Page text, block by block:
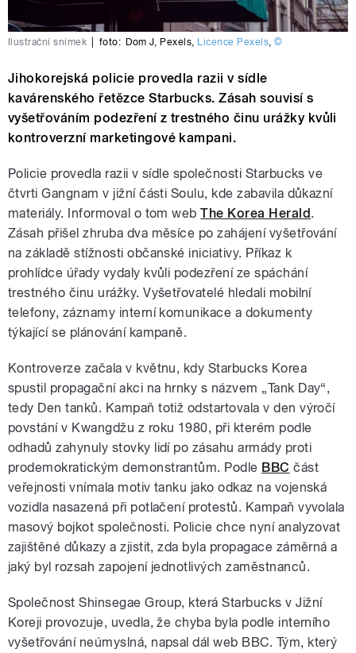
Ilustrační snímek foto: Dom J, Pexels, Licence Pexels, ©
Jihokorejská policie provedla razii v sídle
kavárenského řetězce Starbucks. Zásah souvisí s
vyšetřováním podezření z trestného činu urážky kvůli
kontroverzní marketingové kampani.
Policie provedla razii v sídle společnosti Starbucks ve
čtvrti Gangnam v jižní části Soulu, kde zabavila důkazní
materiály. Informoval o tom webThe Korea Herald .
Zásah přišel zhruba dva měsíce po zahájení vyšetřování
na základě stížnosti občanské iniciativy. Příkaz k
prohlídce úřady vydaly kvůli podezření ze spáchání
trestného činu urážky. Vyšetřovatelé hledali mobilní
telefony, záznamy interní komunikace a dokumenty
týkající se plánování kampaně.
Kontroverze začala v květnu, kdy Starbucks Korea
spustil propagační akci na hrnky s názvem „Tank Day“,
tedy Den tanků. Kampaň totiž odstartovala v den výročí
povstání v Kwangdžu z roku 1980, při kterém podle
odhadů zahynuly stovky lidí po zásahu armády proti
prodemokratickým demonstrantům. Podle BBC část
veřejnosti vnímala motiv tanku jako odkaz na vojenská
vozidla nasazená při potlačení protestů. Kampaň vyvolala
masový bojkot společnosti. Policie chce nyní analyzovat
zajištěné důkazy a zjistit, zda byla propagace záměrná a
jaký byl rozsah zapojení jednotlivých zaměstnanců.
Společnost Shinsegae Group, která Starbucks v Jižní
Koreji provozuje, uvedla, že chyba byla podle interního
vyšetřování neúmyslná, napsal dál web BBC. Tým, který